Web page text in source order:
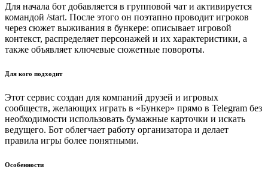
Для начала бот добавляется в групповой чат и активируется
командой /start. После этого он поэтапно проводит игроков
через сюжет выживания в бункере: описывает игровой
контекст, распределяет персонажей и их характеристики, а
также объявляет ключевые сюжетные повороты.
Для кого подходит
Этот сервис создан для компаний друзей и игровых
сообществ, желающих играть в «Бункер» прямо в Telegram без
необходимости использовать бумажные карточки и искать
ведущего. Бот облегчает работу организатора и делает
правила игры более понятными.
Особенности